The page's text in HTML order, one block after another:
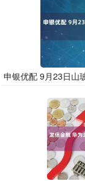
申银优配 9月23日山